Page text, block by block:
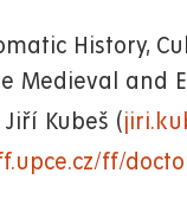
History,
Medieval and
Kubeš (
ff/